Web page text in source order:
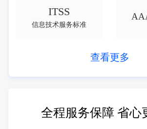
ITSS
信息技术服务标准
查看更多
全程服务保障 省心